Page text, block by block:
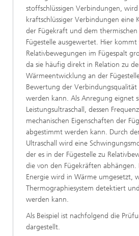
stoffschlüssigen Verbindungen,
kraftschlüssiger Verbindungen eine
der Fügekraft und dem
Fügestelle ausgewertet. Hier
Relativbewegungen im Fügespalt
da sie häufig direkt in Relation zu
Wärmeentwicklung an der
Bewertung der Verbindungsqualität
werden kann. Als Anregung eignet
Leistungsultraschall, dessen
mechanischen Eigenschaften der
abgestimmt werden kann. Durch
Ultraschall wird eine
der es in der Fügestelle zu
die von den Fügekräften abhängen.
Energie wird in Wärme umgesetzt,
Thermographiesystem detektiert
werden kann.
Als Beispiel ist nachfolgend die
dargestellt.